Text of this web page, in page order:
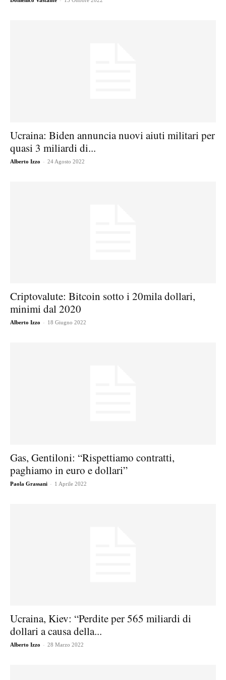
Ucraina: Biden annuncia nuovi aiuti militari per
quasi 3 miliardi di...
Alberto Izzo - 24 Agosto 2022
Criptovalute: Bitcoin sotto i 20mila dollari,
minimi dal 2020
Alberto Izzo - 18 Giugno 2022
Gas, Gentiloni: “Rispettiamo contratti,
paghiamo in euro e dollari”
Paola Grassani - 1 Aprile 2022
Ucraina, Kiev: “Perdite per 565 miliardi di
dollari a causa della...
Alberto Izzo - 28 Marzo 2022